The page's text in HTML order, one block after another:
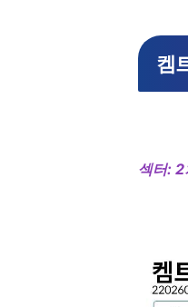
켐
섹터: